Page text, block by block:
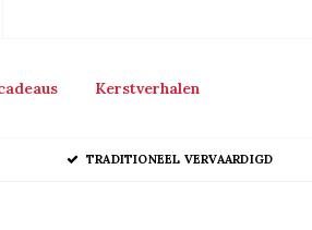
Kerstverhalen
TRADITIONEEL VERVAARDIGD